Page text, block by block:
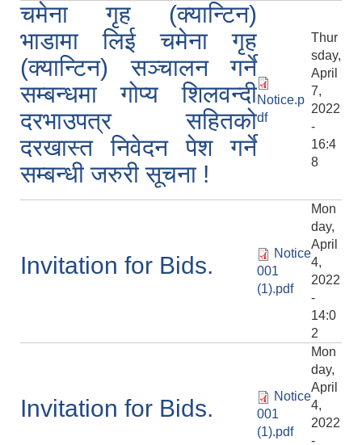
चमेना गृह (क्यान्टिन)
भाडामा लिई चमेना गृह
(क्यान्टिन) सञ्चालन गर्ने
सम्बन्धमा गोप्य शिलवन्दी
दरभाउपत्र सहितको
दरखास्त निवेदन पेश गर्ने
सम्बन्धी जरुरी सूचना !
Notice.p
df
Thur
sday,
April
7,
2022
-
16:4
8
Invitation for Bids.
Notice
001
(1).pdf
Mon
day,
April
4,
2022
-
14:0
2
Invitation for Bids.
Notice
001
(1).pdf
Mon
day,
April
4,
2022
-